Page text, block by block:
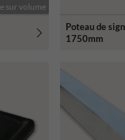
sur volume
Poteau de
1750mm